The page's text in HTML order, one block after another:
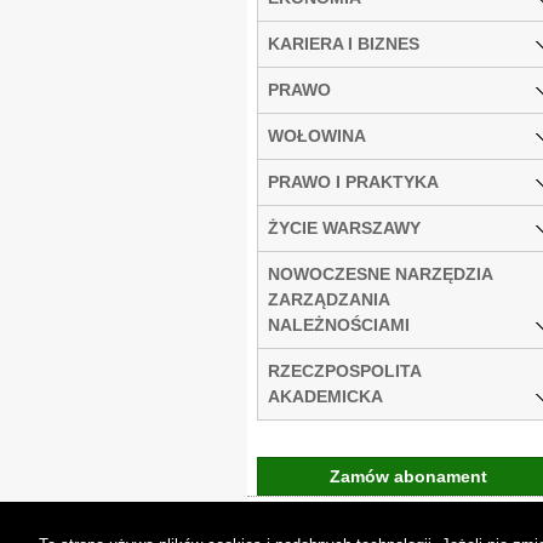
KARIERA I BIZNES
PRAWO
WOŁOWINA
PRAWO I PRAKTYKA
ŻYCIE WARSZAWY
NOWOCZESNE NARZĘDZIA
ZARZĄDZANIA
NALEŻNOŚCIAMI
RZECZPOSPOLITA
AKADEMICKA
Zamów abonament